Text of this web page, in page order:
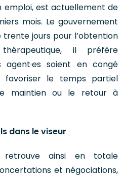
est actuellement de
mois. Le gouvernement
jours pour l’obtention
il préfère
soient en congé
le temps partiel
maintien ou le retour à
dans le viseur
retrouve ainsi en totale
et négociations,